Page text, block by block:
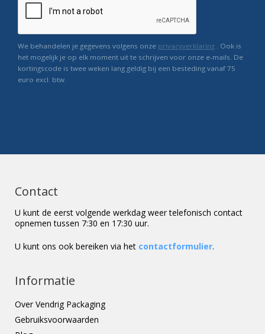
We behandelen je gegevens volgens onze privacyverklaring . Ook is
het mogelijk je op elk moment uit te schrijven voor onze e-mails. De
kortingscode is twee weken lang geldig bij een besteding vanaf 75
euro excl. btw.
Contact
U kunt de eerst volgende werkdag weer telefonisch contact
opnemen tussen 7:30 en 17:30 uur.
U kunt ons ook bereiken via het contactformulier.
Informatie
Over Vendrig Packaging
Gebruiksvoorwaarden